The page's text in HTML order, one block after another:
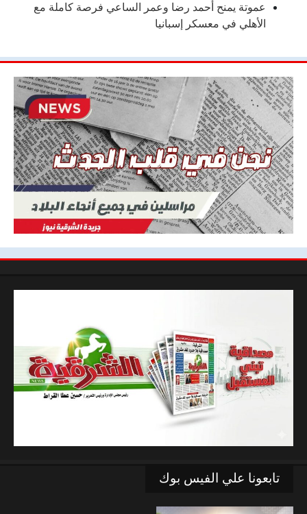
عموتة يمنح أحمد رضا وعمر الساعي فرصة كاملة مع
الأهلي في معسكر إسبانيا
تابعونا علي الفيس بوك